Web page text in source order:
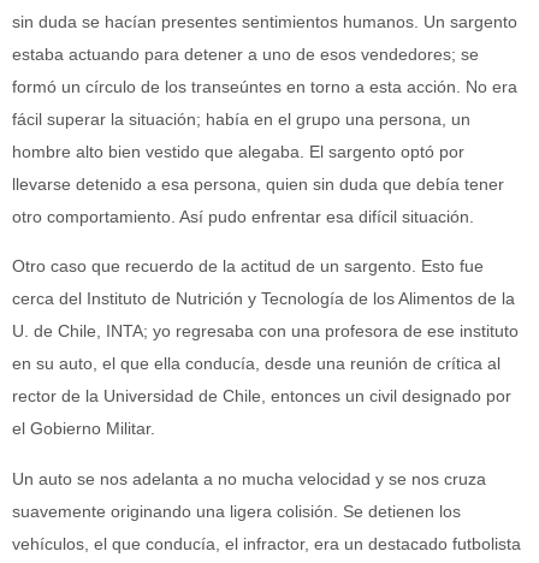
sin duda se hacían presentes sentimientos humanos. Un sargento
estaba actuando para detener a uno de esos vendedores; se
formó un círculo de los transeúntes en torno a esta acción. No era
fácil superar la situación; había en el grupo una persona, un
hombre alto bien vestido que alegaba. El sargento optó por
llevarse detenido a esa persona, quien sin duda que debía tener
otro comportamiento. Así pudo enfrentar esa difícil situación.
Otro caso que recuerdo de la actitud de un sargento. Esto fue
cerca del Instituto de Nutrición y Tecnología de los Alimentos de la
U. de Chile, INTA; yo regresaba con una profesora de ese instituto
en su auto, el que ella conducía, desde una reunión de crítica al
rector de la Universidad de Chile, entonces un civil designado por
el Gobierno Militar.
Un auto se nos adelanta a no mucha velocidad y se nos cruza
suavemente originando una ligera colisión. Se detienen los
vehículos, el que conducía, el infractor, era un destacado futbolista